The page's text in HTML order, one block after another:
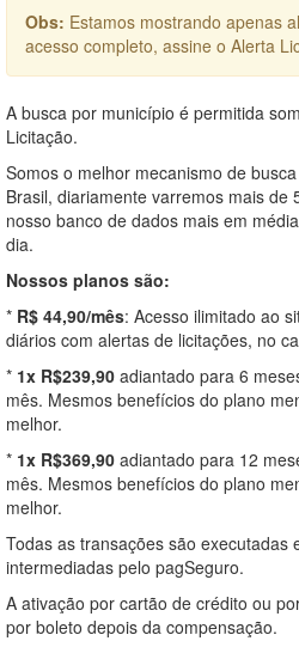
Obs: Estamos mostrando apenas
acesso completo, assine o Alerta
A busca por município é permitida
Licitação.
Somos o melhor mecanismo de
Brasil, diariamente varremos mais de
nosso banco de dados mais em
dia.
Nossos planos são:
* R$ 44,90/mês: Acesso ilimitado ao
diários com alertas de licitações, no
* 1x R$239,90 adiantado para 6
mês. Mesmos benefícios do plano
melhor.
* 1x R$369,90 adiantado para 12
mês. Mesmos benefícios do plano
melhor.
Todas as transações são executadas
intermediadas pelo pagSeguro.
A ativação por cartão de crédito ou
por boleto depois da compensação.